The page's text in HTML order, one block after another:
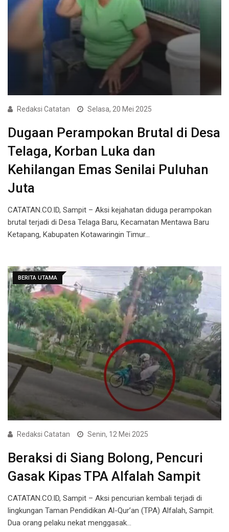
Redaksi Catatan Selasa, 20 Mei 2025
Dugaan Perampokan Brutal di Desa
Telaga, Korban Luka dan
Kehilangan Emas Senilai Puluhan
Juta
CATATAN.CO.ID, Sampit – Aksi kejahatan diduga perampokan
brutal terjadi di Desa Telaga Baru, Kecamatan Mentawa Baru
Ketapang, Kabupaten Kotawaringin Timur…
BERITA UTAMA
Redaksi Catatan Senin, 12 Mei 2025
Beraksi di Siang Bolong, Pencuri
Gasak Kipas TPA Alfalah Sampit
CATATAN.CO.ID, Sampit – Aksi pencurian kembali terjadi di
lingkungan Taman Pendidikan Al-Qur’an (TPA) Alfalah, Sampit.
Dua orang pelaku nekat menggasak…